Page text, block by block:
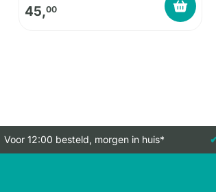
45,00
Voor 12:00 besteld, morgen in huis*